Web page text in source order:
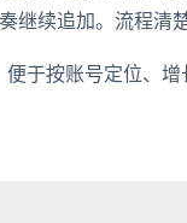
继续追加。流程清
于按账号定位、